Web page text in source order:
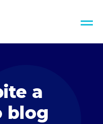
a
blog